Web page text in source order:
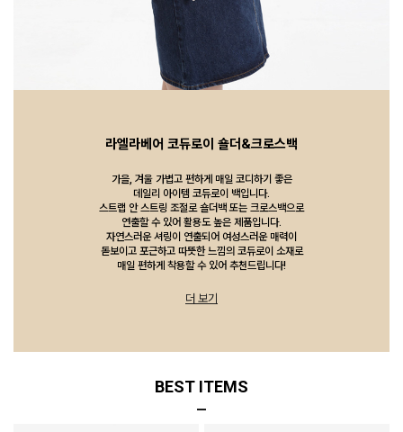
라엘라베어 코듀로이 숄더&크로스백
가을, 겨울 가볍고 편하게 매일 코디하기 좋은
데일리 아이템 코듀로이 백입니다.
스트랩 안 스트링 조절로 숄더백 또는 크로스백으로
연출할 수 있어 활용도 높은 제품입니다.
자연스러운 셔링이 연출되어 여성스러운 매력이
돋보이고 포근하고 따뜻한 느낌의 코듀로이 소재로
매일 편하게 착용할 수 있어 추천드립니다!
더 보기
BEST ITEMS